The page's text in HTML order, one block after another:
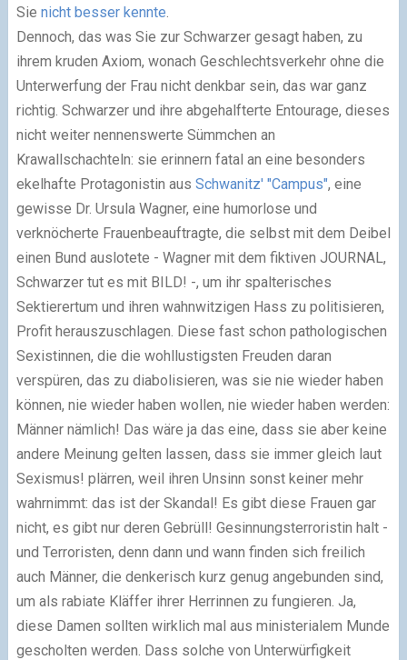
Sie nicht besser kennte.
Dennoch, das was Sie zur Schwarzer gesagt haben, zu
ihrem kruden Axiom, wonach Geschlechtsverkehr ohne die
Unterwerfung der Frau nicht denkbar sein, das war ganz
richtig. Schwarzer und ihre abgehalfterte Entourage, dieses
nicht weiter nennenswerte Sümmchen an
Krawallschachteln: sie erinnern fatal an eine besonders
ekelhafte Protagonistin aus Schwanitz' "Campus", eine
gewisse Dr. Ursula Wagner, eine humorlose und
verknöcherte Frauenbeauftragte, die selbst mit dem Deibel
einen Bund auslotete - Wagner mit dem fiktiven JOURNAL,
Schwarzer tut es mit BILD! -, um ihr spalterisches
Sektierertum und ihren wahnwitzigen Hass zu politisieren,
Profit herauszuschlagen. Diese fast schon pathologischen
Sexistinnen, die die wohllustigsten Freuden daran
verspüren, das zu diabolisieren, was sie nie wieder haben
können, nie wieder haben wollen, nie wieder haben werden:
Männer nämlich! Das wäre ja das eine, dass sie aber keine
andere Meinung gelten lassen, dass sie immer gleich laut
Sexismus! plärren, weil ihren Unsinn sonst keiner mehr
wahrnimmt: das ist der Skandal! Es gibt diese Frauen gar
nicht, es gibt nur deren Gebrüll! Gesinnungsterroristin halt -
und Terroristen, denn dann und wann finden sich freilich
auch Männer, die denkerisch kurz genug angebunden sind,
um als rabiate Kläffer ihrer Herrinnen zu fungieren. Ja,
diese Damen sollten wirklich mal aus ministerialem Munde
gescholten werden. Dass solche von Unterwürfigkeit